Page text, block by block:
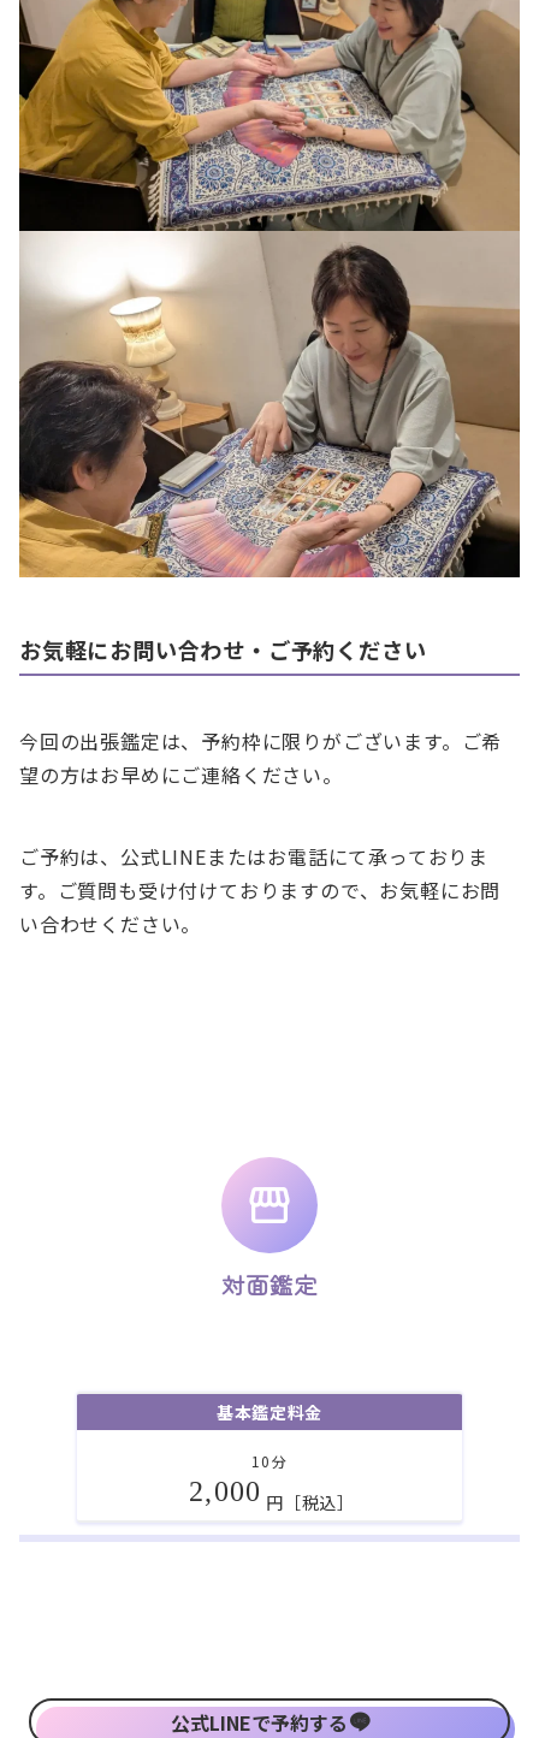
お気軽にお問い合わせ・ご予約ください
今回の出張鑑定は、予約枠に限りがございます。ご希
望の方はお早めにご連絡ください。
ご予約は、公式LINEまたはお電話にて承っておりま
す。ご質問も受け付けておりますので、お気軽にお問
い合わせください。
対面鑑定
基本鑑定料金
10分
2,000 円［税込］
公式LINEで予約する